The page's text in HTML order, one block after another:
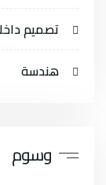
تصميم
هندسة
وسوم